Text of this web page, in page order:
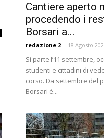
Cantiere aperto
procedendo i
Borsari a...
redazione 2 - 18 Agosto
Si parte l’11 settembre,
studenti e cittadini di
corso. Da settembre del
Borsari è...